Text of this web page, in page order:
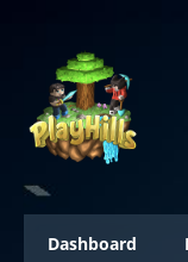
Dashboard